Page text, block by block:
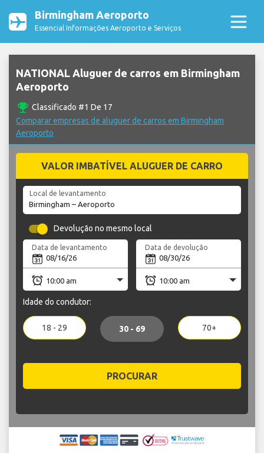
Birmingham Aeroporto
Essencial Informações Aeroporto e Serviços
NATIONAL Aluguer de carros em Birmingham
Aeroporto
emoji_events Classificado #1 De 17
Comparar empresas de aluguer de carros em Birmingham
Aeroporto
VALOR IMBATÍVEL ALUGUER DE CARRO
Local de levantamento
Devolução no mesmo local
Data de levantamento Data de devolução
Idade do condutor:
18 - 29 30 - 69 70+
PROCURAR